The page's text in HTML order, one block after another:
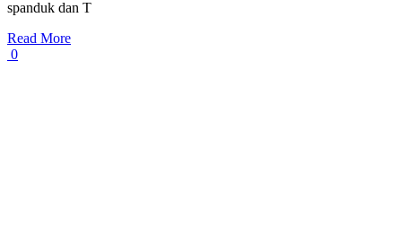
spanduk dan T
Read More
0